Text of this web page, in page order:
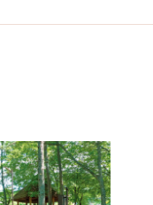
他施設 ごはん